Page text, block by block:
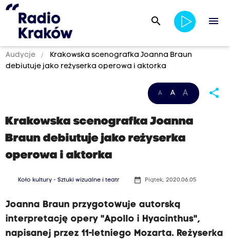
search menu
Audycje
Krakowska scenografka Joanna Braun
debiutuje jako reżyserka operowa i aktorka
A A A share
Krakowska scenografka Joanna
Braun debiutuje jako reżyserka
operowa i aktorka
Koło kultury - Sztuki wizualne i teatr date_range Piątek, 2020.06.05
Joanna Braun przygotowuje autorską
interpretację opery "Apollo i Hyacinthus",
napisanej przez 11-letniego Mozarta. Reżyserka